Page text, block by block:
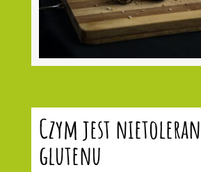
Czym jest
glutenu